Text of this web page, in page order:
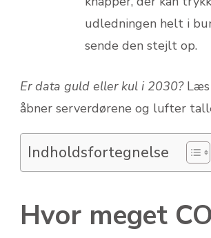
udledningen helt i
sende den stejlt op.
Er data guld eller kul i 2030?Læs
åbner serverdørene og lufter
Indholdsfortegnelse
Hvor meget